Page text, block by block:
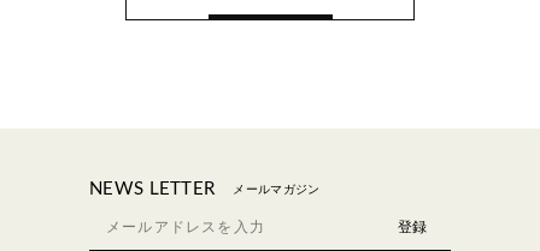
NEWS LETTER メールマガジン